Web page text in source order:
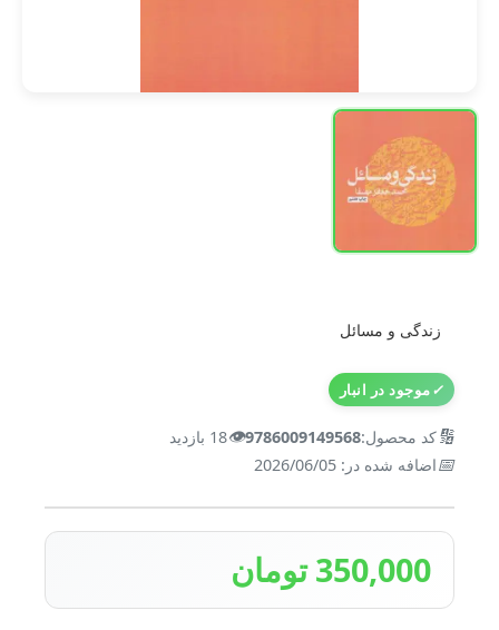
زندگی و مسائل
✓موجود در انبار
🔢کد محصول:9786009149568
👁️18 بازدید
📅اضافه شده در: 2026/06/05
350,000 تومان